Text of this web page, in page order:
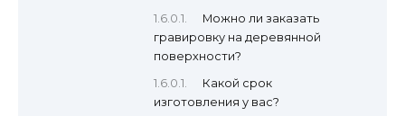
Можно ли заказать
гравировку на деревянной
поверхности?
Какой срок
изготовления у вас?